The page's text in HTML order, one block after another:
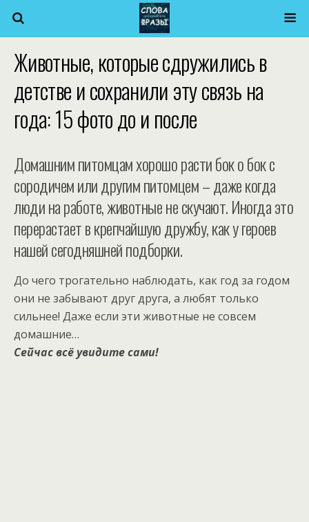
Животные, которые сдружились в
детстве и сохранили эту связь на
года: 15 фото до и после
Домашним питомцам хорошо расти бок о бок с
сородичем или другим питомцем – даже когда
люди на работе, животные не скучают. Иногда это
перерастает в крепчайшую дружбу, как у героев
нашей сегодняшней подборки.
До чего трогательно наблюдать, как год за годом
они не забывают друг друга, а любят только
сильнее! Даже если эти животные не совсем
домашние…
Сейчас всё увидите сами!